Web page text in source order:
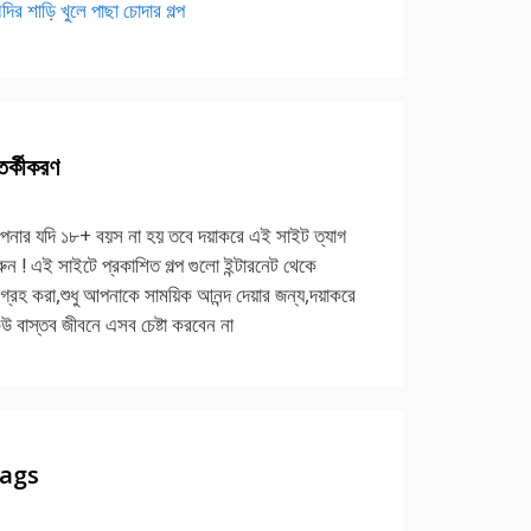
শাড়ি খুলে পাছা চোদার গল্প
যদি ১৮+ বয়স না হয় তবে দয়াকরে এই সাইট ত্যাগ
! এই সাইটে প্রকাশিত গল্প গুলো ইন্টারনেট থেকে
করা,শুধু আপনাকে সাময়িক আনন্দ দেয়ার জন্য,দয়াকরে
বাস্তব জীবনে এসব চেষ্টা করবেন না